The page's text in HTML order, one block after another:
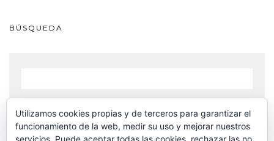
BÚSQUEDA
BUSCAR
Utilizamos cookies propias y de terceros para garantizar el
funcionamiento de la web, medir su uso y mejorar nuestros
servicios. Puede aceptar todas las cookies, rechazar las no